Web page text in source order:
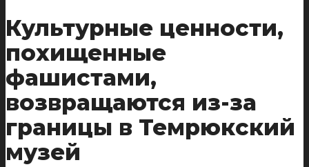
Культурные ценности,
похищенные
фашистами,
возвращаются из-за
границы в Темрюкский
музей